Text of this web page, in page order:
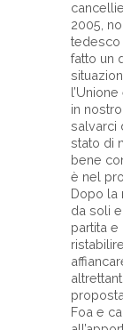
2005,
tedesco
fatto un
in
salvarci
stato di
bene
è nel
Dopo la
da soli
partita
Foa e